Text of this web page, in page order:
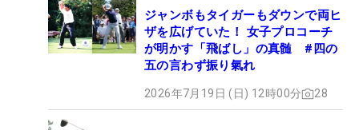
ジャンボもタイガーもダウンで両ヒ
ザを広げていた！ 女子プロコーチ
が明かす「飛ばし」の真髄 #四の
五の言わず振り氣れ
2026年7月19日 (日) 12時00分 28